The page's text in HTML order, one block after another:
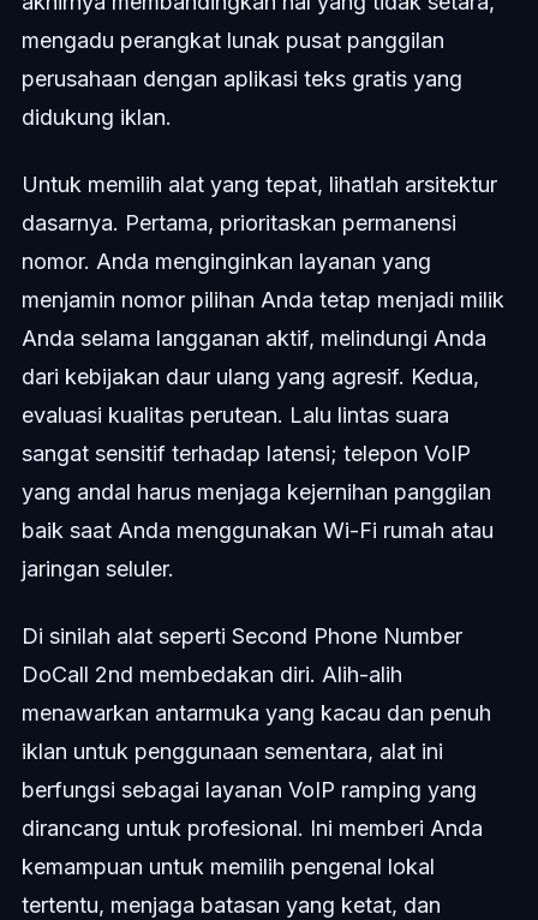
mengadu perangkat lunak pusat panggilan
perusahaan dengan aplikasi teks gratis yang
didukung iklan.
Untuk memilih alat yang tepat, lihatlah arsitektur
dasarnya. Pertama, prioritaskan permanensi
nomor. Anda menginginkan layanan yang
menjamin nomor pilihan Anda tetap menjadi milik
Anda selama langganan aktif, melindungi Anda
dari kebijakan daur ulang yang agresif. Kedua,
evaluasi kualitas perutean. Lalu lintas suara
sangat sensitif terhadap latensi; telepon VoIP
yang andal harus menjaga kejernihan panggilan
baik saat Anda menggunakan Wi-Fi rumah atau
jaringan seluler.
Di sinilah alat seperti Second Phone Number
DoCall 2nd membedakan diri. Alih-alih
menawarkan antarmuka yang kacau dan penuh
iklan untuk penggunaan sementara, alat ini
berfungsi sebagai layanan VoIP ramping yang
dirancang untuk profesional. Ini memberi Anda
kemampuan untuk memilih pengenal lokal
tertentu, menjaga batasan yang ketat, dan